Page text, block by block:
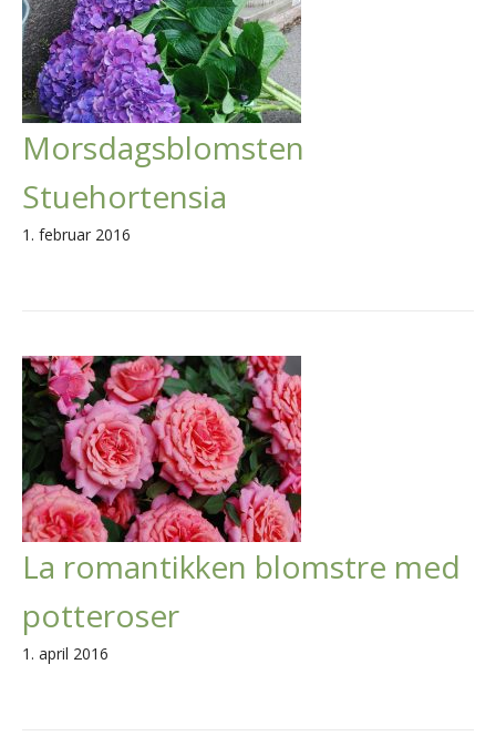
Morsdagsblomsten
Stuehortensia
1. februar 2016
La romantikken blomstre med
potteroser
1. april 2016